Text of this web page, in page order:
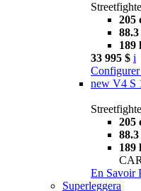
205
189
33 995 $ i
Configurer
new V4 S
205
189
En Savoir
Superleggera